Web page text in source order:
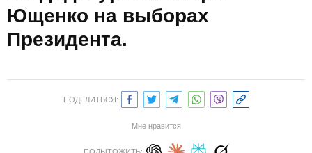
Ющенко на выборах
Президента.
ПОДЕЛИТЬСЯ:
Мне нравится